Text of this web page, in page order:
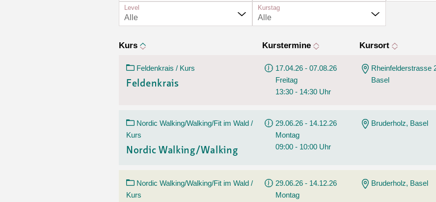
Altersstrategien und Leitbilder
Anleitung für Online Unterricht
Weitere Angebote
Tanz
Wassersport
Level
Alle
Kurstag
Alle
Kurs Kurstermine Kursort
Feldenkrais / Kurs
Feldenkrais
17.04.26 - 07.08.26
Freitag
13:30 - 14:30 Uhr
Rheinfelderstrasse
Basel
Nordic Walking/Walking/Fit im Wald /
Kurs
Nordic Walking/Walking
29.06.26 - 14.12.26
Montag
09:00 - 10:00 Uhr
Bruderholz, Basel
Nordic Walking/Walking/Fit im Wald /
Kurs
29.06.26 - 14.12.26
Montag
Bruderholz, Basel